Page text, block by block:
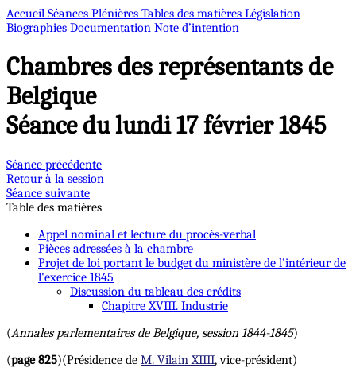
Accueil Séances Plénières Tables des matières Législation
Biographies Documentation Note d’intention
Chambres des représentants de
Belgique
Séance du lundi 17 février 1845
Séance précédente
Retour à la session
Séance suivante
Table des matières
Appel nominal et lecture du procès-verbal
Pièces adressées à la chambre
Projet de loi portant le budget du ministère de l’intérieur de
l'exercice 1845
Discussion du tableau des crédits
Chapitre XVIII. Industrie
(Annales parlementaires de Belgique, session 1844-1845)
(page 825)(Présidence de M. Vilain XIIII, vice-président)